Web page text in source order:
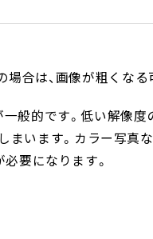
合は、画像が粗くなる
般的です。低い解像度
まいます。カラー写真
必要になります。